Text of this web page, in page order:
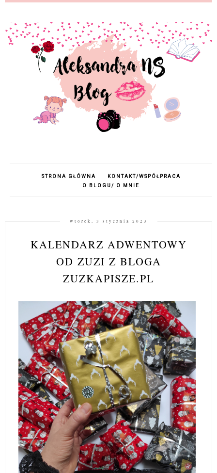
STRONA GŁÓWNA
KONTAKT/WSPÓŁPRACA
O BLOGU/ O MNIE
wtorek, 3 stycznia 2023
KALENDARZ ADWENTOWY
OD ZUZI Z BLOGA
ZUZKAPISZE.PL